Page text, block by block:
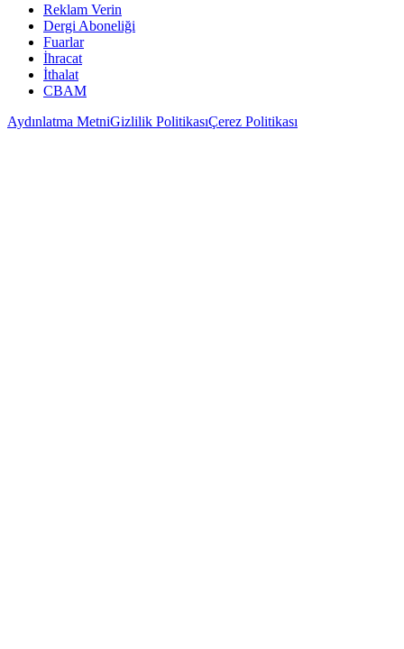
Reklam Verin
Dergi Aboneliği
Fuarlar
İhracat
İthalat
CBAM
Aydınlatma MetniGizlilik PolitikasıÇerez Politikası